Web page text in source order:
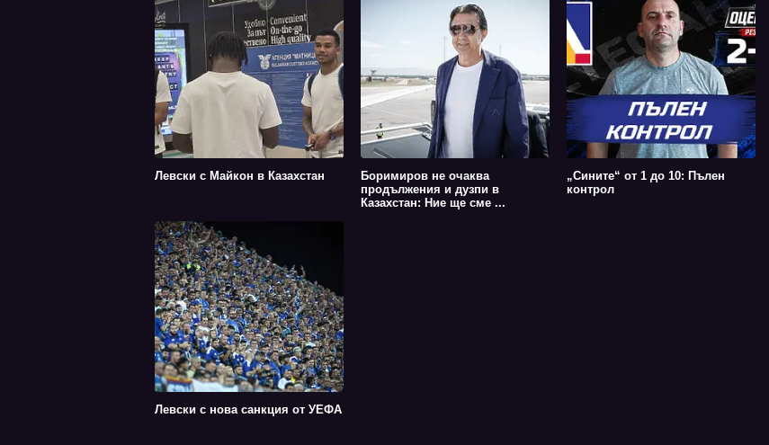
Левски с Майкон в Казахстан
Боримиров не очаква
продължения и дузпи в
Казахстан: Ние ще сме ...
„Сините“ от 1 до 10: Пълен
контрол
Левски с нова санкция от УЕФА